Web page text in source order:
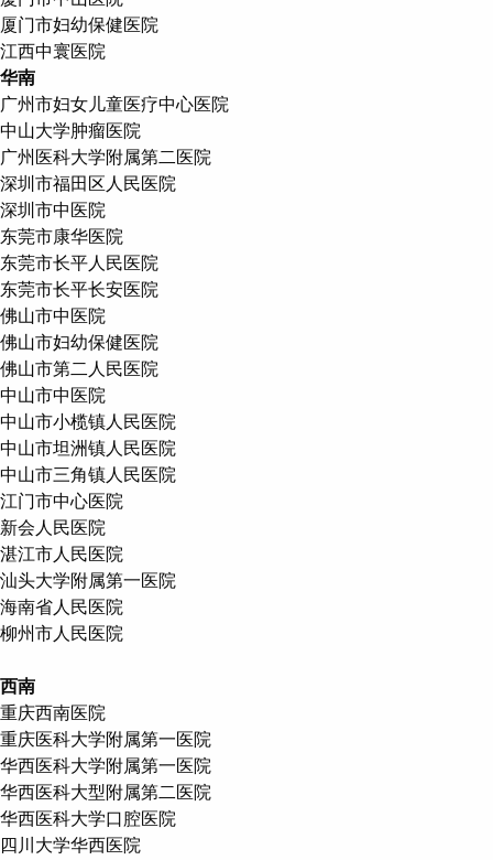
厦门市妇幼保健医院
江西中寰医院
华南
广州市妇女儿童医疗中心医院
中山大学肿瘤医院
广州医科大学附属第二医院
深圳市福田区人民医院
深圳市中医院
东莞市康华医院
东莞市长平人民医院
东莞市长平长安医院
佛山市中医院
佛山市妇幼保健医院
佛山市第二人民医院
中山市中医院
中山市小榄镇人民医院
中山市坦洲镇人民医院
中山市三角镇人民医院
江门市中心医院
新会人民医院
湛江市人民医院
汕头大学附属第一医院
海南省人民医院
柳州市人民医院
西南
重庆西南医院
重庆医科大学附属第一医院
华西医科大学附属第一医院
华西医科大型附属第二医院
华西医科大学口腔医院
四川大学华西医院